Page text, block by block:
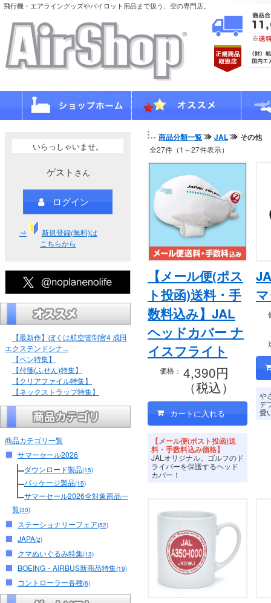
飛行機・エアライングッズやパイロット用品まで扱う、空の専門店。
いらっしゃいませ。
ゲスト さん
ログイン
⇒
新規登録(無料)は
こちらから
【最新作】ぼくは航空管制官4 成田
エクステンドシナ...
【ペン特集】
【付箋(ふせん)特集】
【クリアファイル特集】
【ネックストラップ特集】
商品カテゴリ一覧
サマーセール2026
ダウンロード製品(15)
パッケージ製品(15)
サマーセール2026全対象商品一
覧(30)
ステーショナリーフェア(52)
JAPA(2)
クマぬいぐるみ特集(13)
BOEING・AIRBUS新商品特集(19)
コントローラー各種(6)
商品分類一覧 JAL その他
全27件（1～27件表示）
【メール便(ポス
ト投函)送料・手
数料込み】JAL
ヘッドカバー ナ
イスフライト
価格： 4,390円
（税込）
【メール便(ポスト投函)送
料・手数料込み価格】
JALオリジナル。ゴルフのド
ライバーを保護するヘッド
カバー！
や
デ
愛